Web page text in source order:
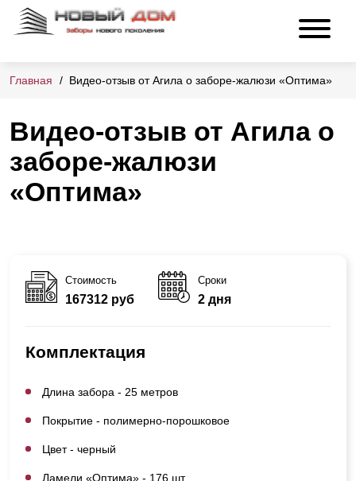
Главная Видео-отзыв от Агила о заборе-жалюзи «Оптима»
Видео-отзыв от Агила о
заборе-жалюзи
«Оптима»
Стоимость
167312 руб
Сроки
2 дня
Комплектация
Длина забора - 25 метров
Покрытие - полимерно-порошковое
Цвет - черный
Ламели «Оптима» - 176 шт.